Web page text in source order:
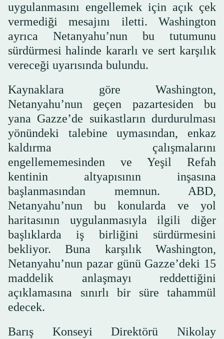
uygulanmasını engellemek için açık çek
vermediği mesajını iletti. Washington
ayrıca Netanyahu’nun bu tutumunu
sürdürmesi halinde kararlı ve sert karşılık
vereceği uyarısında bulundu.
Kaynaklara göre Washington,
Netanyahu’nun geçen pazartesiden bu
yana Gazze’de suikastların durdurulması
yönündeki talebine uymasından, enkaz
kaldırma çalışmalarını
engellememesinden ve Yeşil Refah
kentinin altyapısının inşasına
başlanmasından memnun. ABD,
Netanyahu’nun bu konularda ve yol
haritasının uygulanmasıyla ilgili diğer
başlıklarda iş birliğini sürdürmesini
bekliyor. Buna karşılık Washington,
Netanyahu’nun pazar günü Gazze’deki 15
maddelik anlaşmayı reddettiğini
açıklamasına sınırlı bir süre tahammül
edecek.
Barış Konseyi Direktörü Nikolay